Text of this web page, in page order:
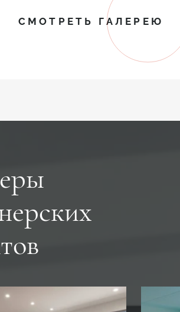
СМОТРЕТЬ ГАЛЕРЕЮ